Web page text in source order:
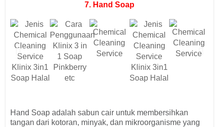
7. Hand Soap
Hand Soap adalah sabun cair untuk membersihkan
tangan dari kotoran, minyak, dan mikroorganisme yang